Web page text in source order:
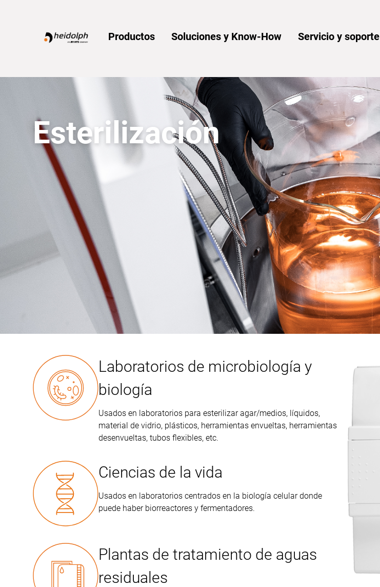
Productos Soluciones y Know-How Servicio y soporte
Esterilización
Laboratorios de microbiología y
biología
Usados en laboratorios para esterilizar agar/medios, líquidos,
material de vidrio, plásticos, herramientas envueltas, herramientas
desenvueltas, tubos flexibles, etc.
Ciencias de la vida
Usados en laboratorios centrados en la biología celular donde
puede haber biorreactores y fermentadores.
Plantas de tratamiento de aguas
residuales